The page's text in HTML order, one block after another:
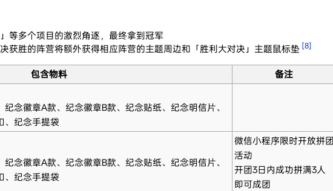
等多个项目的激烈角逐，最终拿到冠军
获胜的阵营将额外获得相应阵营的主题周边和「胜利大对决」主题鼠标垫 [8]
包含物料 备注
念徽章A款、纪念徽章B款、纪念贴纸、纪念明信片、
、纪念手提袋
念徽章A款、纪念徽章B款、纪念贴纸、纪念明信片、
、纪念手提袋
微信小程序限时开放拼团
活动
开团3日内成功拼满3人
即可成团